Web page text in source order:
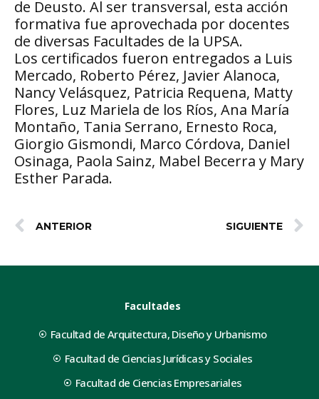
de Deusto. Al ser transversal, esta acción
formativa fue aprovechada por docentes
de diversas Facultades de la UPSA.
Los certificados fueron entregados a Luis
Mercado, Roberto Pérez, Javier Alanoca,
Nancy Velásquez, Patricia Requena, Matty
Flores, Luz Mariela de los Ríos, Ana María
Montaño, Tania Serrano, Ernesto Roca,
Giorgio Gismondi, Marco Córdova, Daniel
Osinaga, Paola Sainz, Mabel Becerra y Mary
Esther Parada.
ANTERIOR SIGUIENTE
Facultades
Facultad de Arquitectura, Diseño y Urbanismo
Facultad de Ciencias Jurídicas y Sociales
Facultad de Ciencias Empresariales